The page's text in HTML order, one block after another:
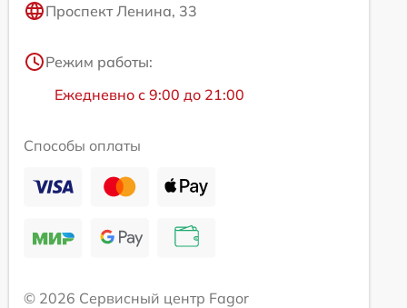
Проспект Ленина, 33
Режим работы:
Ежедневно с 9:00 до 21:00
Способы оплаты
© 2026 Сервисный центр Fagor